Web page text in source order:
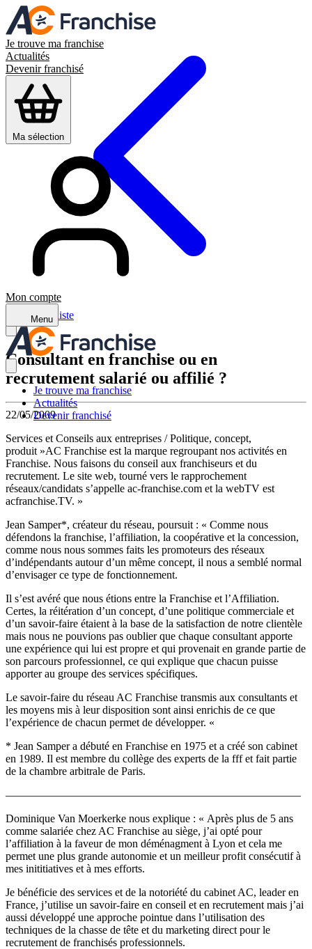
Je trouve ma franchise
Actualités
Devenir franchisé
Ma sélection
Mon compte
Menu
Je trouve ma franchise
Actualités
Devenir franchisé
Retour à la liste
Consultant en franchise ou en
recrutement salarié ou affilié ?
22/05/2009
Services et Conseils aux entreprises / Politique, concept,
produit »AC Franchise est la marque regroupant nos activités en
Franchise. Nous faisons du conseil aux franchiseurs et du
recrutement. Le site web, tourné vers le rapprochement
réseaux/candidats s’appelle ac-franchise.com et la webTV est
acfranchise.TV. »
Jean Samper*, créateur du réseau, poursuit : « Comme nous
défendons la franchise, l’affiliation, la coopérative et la concession,
comme nous nous sommes faits les promoteurs des réseaux
d’indépendants autour d’un même concept, il nous a semblé normal
d’envisager ce type de fonctionnement.
Il s’est avéré que nous étions entre la Franchise et l’Affiliation.
Certes, la réitération d’un concept, d’une politique commerciale et
d’un savoir-faire étaient à la base de la satisfaction de notre clientèle
mais nous ne pouvions pas oublier que chaque consultant apporte
une expérience qui lui est propre et qui provenait en grande partie de
son parcours professionnel, ce qui explique que chacun puisse
apporter au groupe des services spécifiques.
Le savoir-faire du réseau AC Franchise transmis aux consultants et
les moyens mis à leur disposition sont ainsi enrichis de ce que
l’expérience de chacun permet de développer. «
* Jean Samper a débuté en Franchise en 1975 et a créé son cabinet
en 1989. Il est membre du collège des experts de la fff et fait partie
de la chambre arbitrale de Paris.
——————————————————————————–
Dominique Van Moerkerke nous explique : « Après plus de 5 ans
comme salariée chez AC Franchise au siège, j’ai opté pour
l’affiliation à la faveur de mon déménagment à Lyon et cela me
permet une plus grande autonomie et un meilleur profit consécutif à
mes inititiatives et à mes efforts.
Je bénéficie des services et de la notoriété du cabinet AC, leader en
France, j’utilise un savoir-faire en conseil et en recrutement mais j’ai
aussi développé une approche pointue dans l’utilisation des
techniques de la chasse de tête et du marketing direct pour le
recrutement de franchisés professionnels.